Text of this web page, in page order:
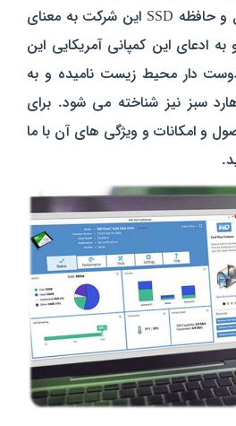
رنگ سبز در هارد اینترنال و حافظه SSD این شرکت به معنای
ادعای این کمپانی آمریکایی این
دار محیط زیست نامیده و به
سبز نیز شناخته می شود. برای
و امکانات و ویژگی های آن با ما